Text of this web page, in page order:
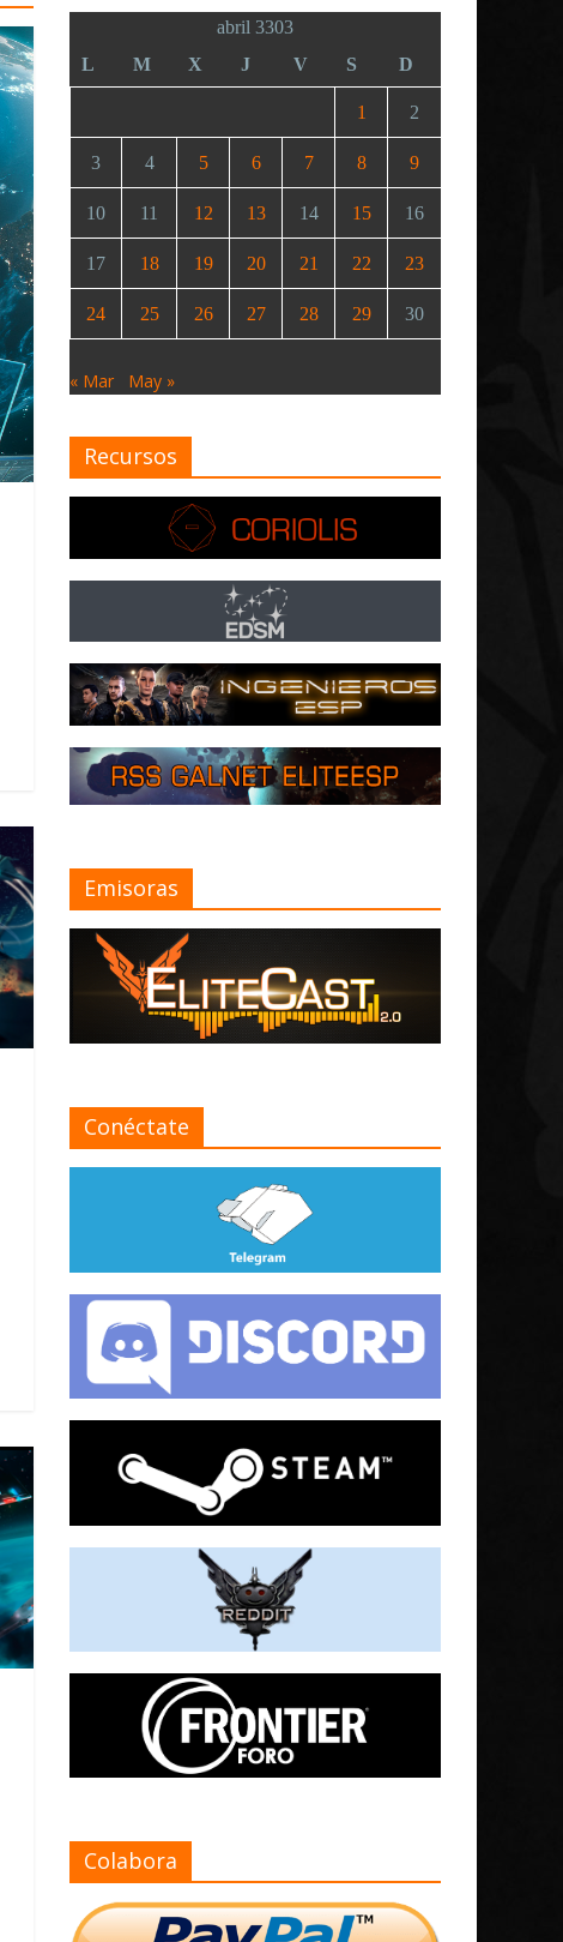
abril 3303
L
M X J V S D
1 2
3 4 5 6 7 8 9
10 11 12 13 14 15 16
17 18 19 20 21 22 23
24 25 26 27 28 29 30
« Mar May »
Recursos
Emisoras
Conéctate
Colabora